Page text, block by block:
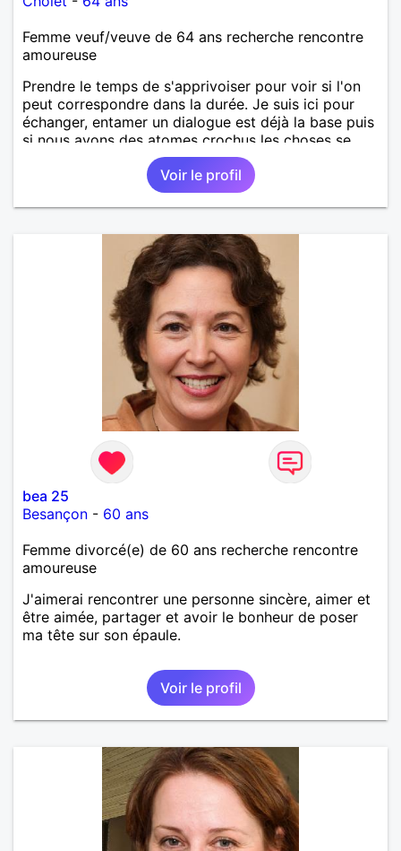
Femme veuf/veuve de 64 ans recherche rencontre
amoureuse
Prendre le temps de s'apprivoiser pour voir si l'on
peut correspondre dans la durée. Je suis ici pour
échanger, entamer un dialogue est déjà la base puis
si nous avons des atomes crochus les choses se
mettrons en place petit à petit normalement.
Voir le profil
bea 25
Besançon - 60 ans
Femme divorcé(e) de 60 ans recherche rencontre
amoureuse
J'aimerai rencontrer une personne sincère, aimer et
être aimée, partager et avoir le bonheur de poser
ma tête sur son épaule.
Voir le profil